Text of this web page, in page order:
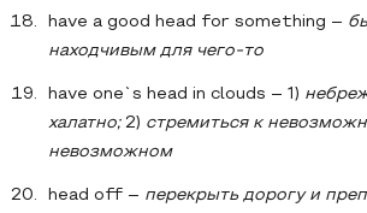
have a good head for something –
находчивым для чего-то
have one`s head in clouds – 1)
халатно; 2) стремиться к
невозможном
head off – перекрыть дорогу и